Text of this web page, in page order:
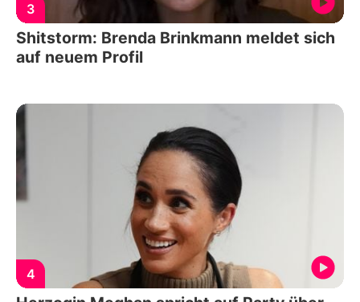
3
Shitstorm: Brenda Brinkmann meldet sich
auf neuem Profil
4